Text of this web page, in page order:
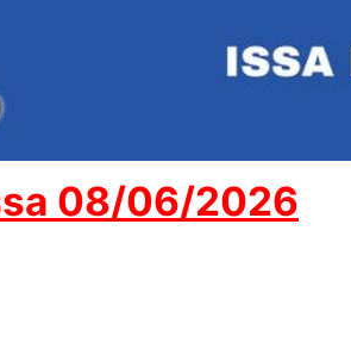
08/06/2026